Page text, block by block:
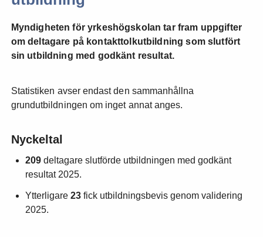
Myndigheten för yrkeshögskolan tar fram uppgifter
om deltagare på kontakttolkutbildning som slutfört
sin utbildning med godkänt resultat.
Statistiken avser endast den sammanhållna
grundutbildningen om inget annat anges.
Nyckeltal
209 deltagare slutförde utbildningen med godkänt
resultat 2025.
Ytterligare 23 fick utbildningsbevis genom validering
2025.